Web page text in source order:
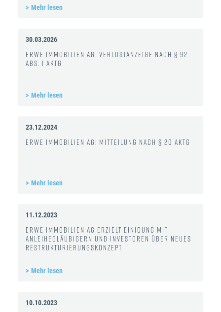
Mehr lesen
30.03.2026
ERWE Immobilien AG: Verlustanzeige nach § 92
Abs. 1 AktG
Mehr lesen
23.12.2024
ERWE Immobilien AG: Mitteilung nach § 20 AktG
Mehr lesen
11.12.2023
ERWE Immobilien AG erzielt Einigung mit
Anleihegläubigern und Investoren über neues
Restrukturierungskonzept
Mehr lesen
10.10.2023